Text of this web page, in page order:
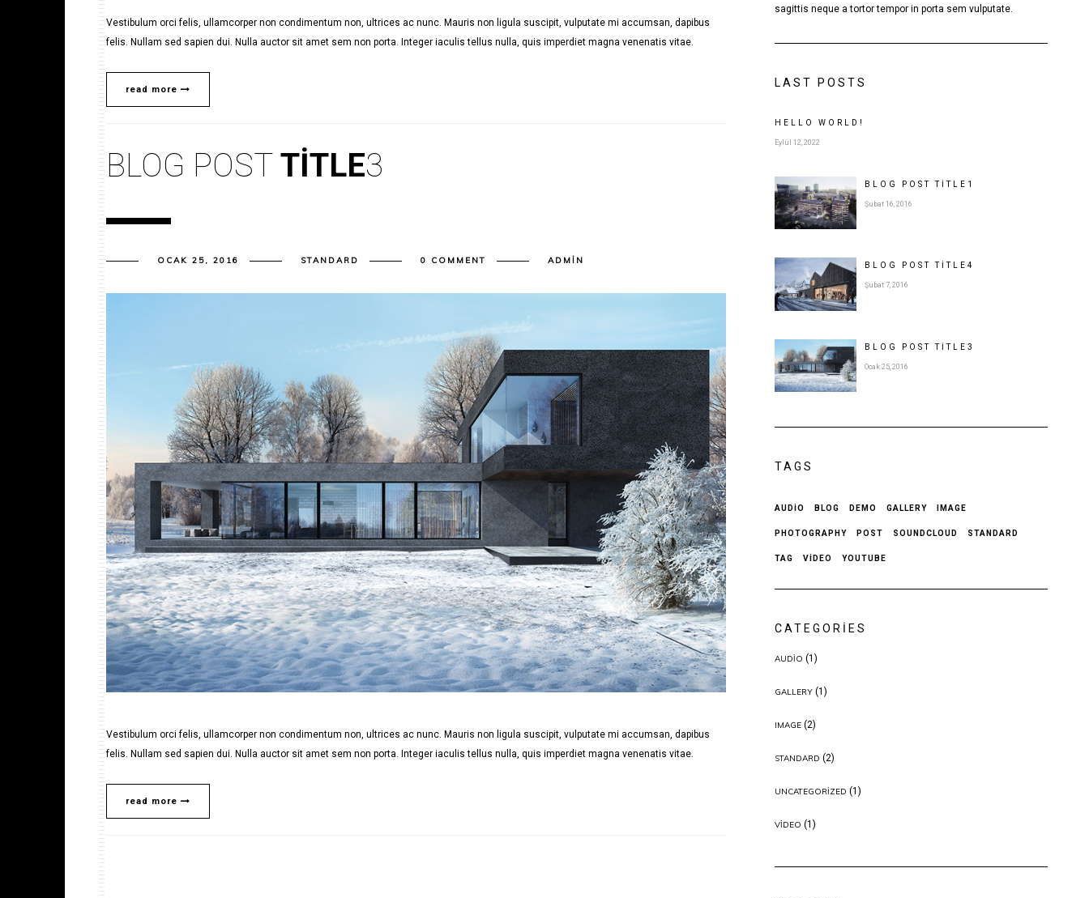
Vestibulum orci felis, ullamcorper non condimentum non, ultrices ac nunc. Mauris non ligula suscipit, vulputate mi accumsan, dapibus
felis. Nullam sed sapien dui. Nulla auctor sit amet sem non porta. Integer iaculis tellus nulla, quis imperdiet magna venenatis vitae.
read more
BLOG POSTTITLE3
OCAK 25, 2016 STANDARD 0 COMMENT ADMIN
Vestibulum orci felis, ullamcorper non condimentum non, ultrices ac nunc. Mauris non ligula suscipit, vulputate mi accumsan, dapibus
felis. Nullam sed sapien dui. Nulla auctor sit amet sem non porta. Integer iaculis tellus nulla, quis imperdiet magna venenatis vitae.
read more
sagittis neque a tortor tempor in porta sem vulputate.
LAST POSTS
HELLO WORLD!
Eylül 12, 2022
BLOG POSTTITLE 1
Şubat 16, 2016
BLOG POSTTITLE4
Şubat 7, 2016
BLOG POSTTITLE3
Ocak 25, 2016
TAGS
AUDIO BLOG DEMO GALLERY IMAGE
PHOTOGRAPHY POST SOUNDCLOUD STANDARD
TAG VIDEO YOUTUBE
CATEGORIES
AUDIO (1)
GALLERY(1)
IMAGE(2)
STANDARD (2)
UNCATEGORIZED (1)
VIDEO (1)